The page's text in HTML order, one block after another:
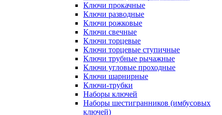
Ключи прокачные
Ключи разводные
Ключи рожковые
Ключи свечные
Ключи торцевые
Ключи торцевые ступичные
Ключи трубные рычажные
Ключи угловые проходные
Ключи шарнирные
Ключи-трубки
Наборы ключей
Наборы шестигранников (имбусовых
ключей)